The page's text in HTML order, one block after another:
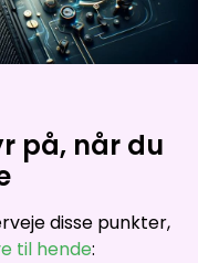
på, når du
disse punkter,
til hende: